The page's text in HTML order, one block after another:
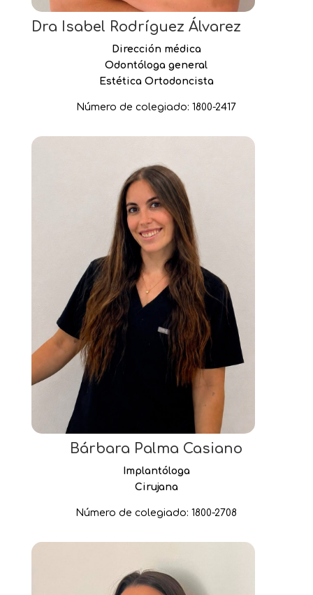
Dra Isabel Rodríguez Álvarez
Dirección médica
Odontóloga general
Estética Ortodoncista
Número de colegiado: 1800-2417
Bárbara Palma Casiano
Implantóloga
Cirujana
Número de colegiado: 1800-2708